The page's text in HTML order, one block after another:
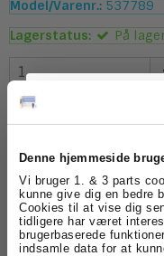
Denne hjemmeside
Vi bruger 1. & 3 parts
kunne give dig en bedre
Cookies til at vise dig
tidligere har været
brugerbaserede
indsamle data for at
Model/Varenr.: 537789
Lagerstatus:
På
Tork T2 Jumbo
driftssikker løsning til
brugerfrekvens.
Elevation-design,
med høj